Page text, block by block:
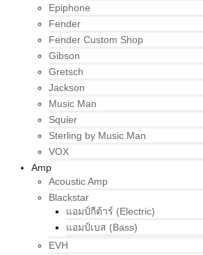
Epiphone
Fender
Fender Custom Shop
Gibson
Gretsch
Jackson
Music Man
Squier
Sterling by Music Man
VOX
Amp
Acoustic Amp
Blackstar
แอมป์กีต้าร์ (Electric)
แอมป์เบส (Bass)
EVH